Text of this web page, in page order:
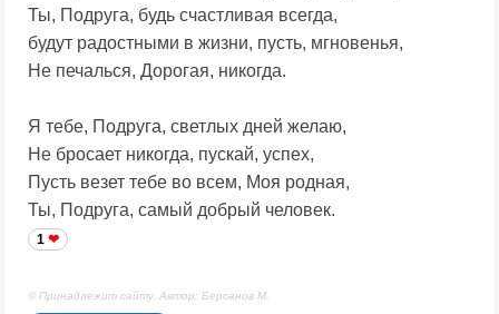
Ты, Подруга, будь счастливая всегда,
будут радостными в жизни, пусть, мгновенья,
Не печалься, Дорогая, никогда.
Я тебе, Подруга, светлых дней желаю,
Не бросает никогда, пускай, успех,
Пусть везет тебе во всем, Моя родная,
Ты, Подруга, самый добрый человек.
1
© Принадлежит сайту. Автор: Берсанов М.